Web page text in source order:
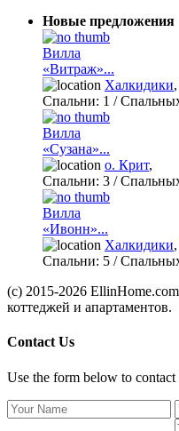
Новые предложения
Вилла
«Витраж»...
Халкидики,
Спальни: 1 /
Вилла
«Сузана»...
о. Крит,
Спальни: 3 /
Вилла
«Ивонн»...
Халкидики,
Спальни: 5 /
(c) 2015-2026
коттеджей и апартаментов.
Contact Us
Use the form below to contact